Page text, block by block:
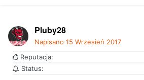
Pluby28
Napisano 15 Wrzesień 2017
Reputacja:
Status: